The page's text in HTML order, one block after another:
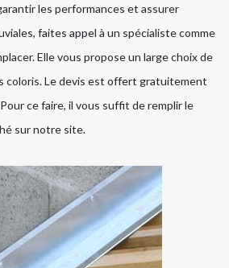
les performances et assurer
faites appel à un spécialiste comme
Elle vous propose un large choix de
coloris. Le devis est offert gratuitement
ce faire, il vous suffit de remplir le
sur notre site.